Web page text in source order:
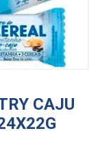
CAJU